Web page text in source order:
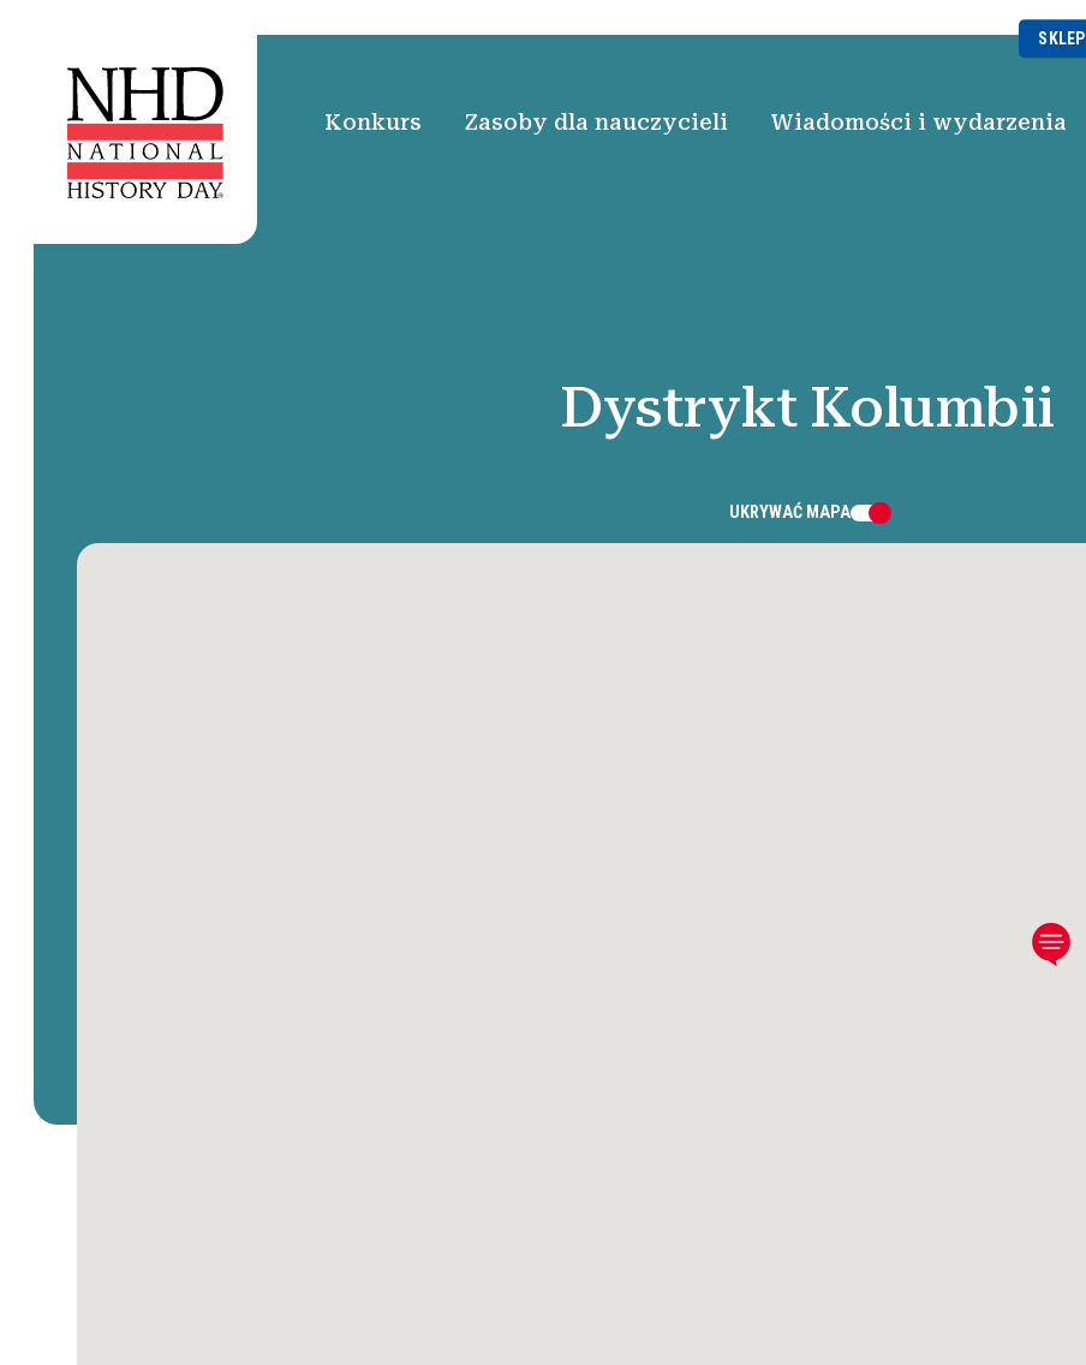
SKLEP
Konkurs Zasoby dla nauczycieli Wiadomości i wydarzenia
Dystrykt Kolumbii
UKRYWAĆ MAPA